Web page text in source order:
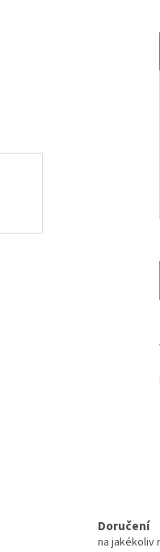
Doručení
na jakékoliv